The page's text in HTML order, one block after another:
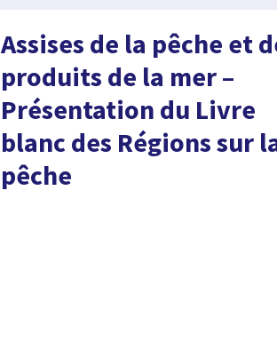
Assises de la pêche et
produits de la mer –
Présentation du Livre
blanc des Régions sur
pêche